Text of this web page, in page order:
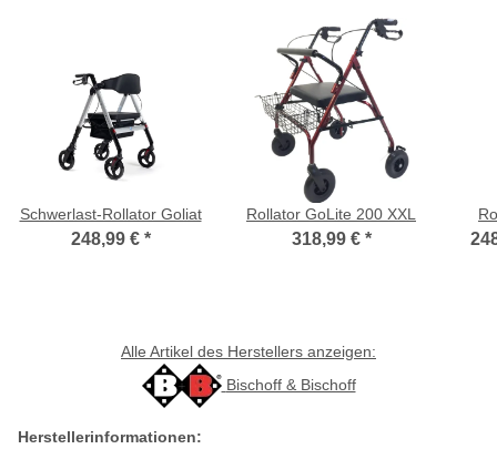
Schwerlast-Rollator Goliat
248,99 € *
Rollator GoLite 200 XXL
318,99 € *
Alle Artikel des Herstellers anzeigen:
Bischoff & Bischoff
Herstellerinformationen: